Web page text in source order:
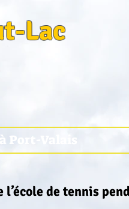
Lac
Port-Valais
de tennis